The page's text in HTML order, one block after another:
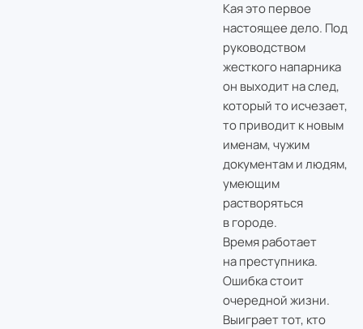
Кая это первое
настоящее дело. Под
руководством
жесткого напарника
он выходит на след,
который то исчезает,
то приводит к новым
именам, чужим
документам и людям,
умеющим
растворяться
в городе.
Время работает
на преступника.
Ошибка стоит
очередной жизни.
Выиграет тот, кто